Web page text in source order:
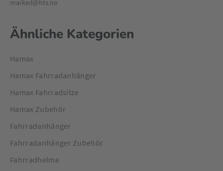
marked@hts.no
Ähnliche Kategorien
Hamax
Hamax Fahrradanhänger
Hamax Fahrradsitze
Hamax Zubehör
Fahrradanhänger
Fahrradanhänger Zubehör
Fahrradhelme